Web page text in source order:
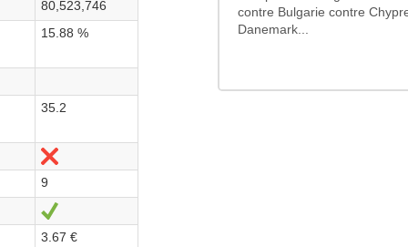
80,523,746
15.88 %
35.2
No
9
3.67 €
contre Bulgarie contre
Danemark...